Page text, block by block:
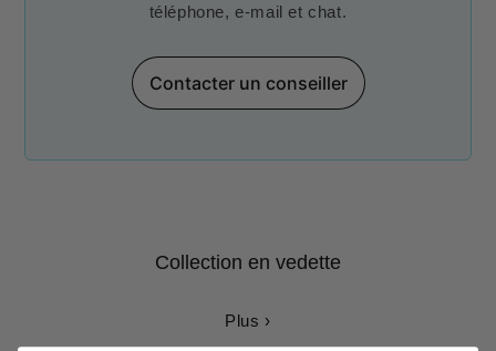
téléphone, e-mail et chat.
Contacter un conseiller
Collection en vedette
Plus ›